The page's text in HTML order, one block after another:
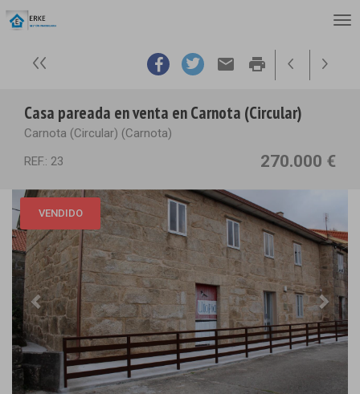
email print
Casa pareada en venta en Carnota (Circular)
Carnota (Circular) (Carnota)
REF.: 23
270.000 €
VENDIDO